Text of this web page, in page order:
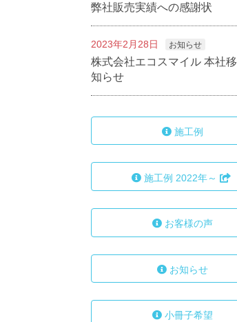
弊社販売実績への感謝状
2023年2月28日 お知らせ
株式会社エコスマイル 本社
知らせ
施工例
施工例 2022年～
お客様の声
お知らせ
小冊子希望